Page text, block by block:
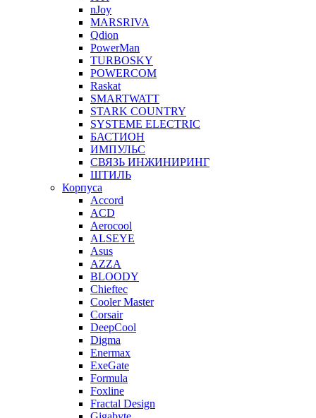
nJoy
MARSRIVA
Qdion
PowerMan
TURBOSKY
POWERCOM
Raskat
SMARTWATT
STARK COUNTRY
SYSTEME ELECTRIC
БАСТИОН
ИМПУЛЬС
СВЯЗЬ ИНЖИНИРИНГ
ШТИЛЬ
Корпуса
Accord
ACD
Aerocool
ALSEYE
Asus
AZZA
BLOODY
Chieftec
Cooler Master
Corsair
DeepCool
Digma
Enermax
ExeGate
Formula
Foxline
Fractal Design